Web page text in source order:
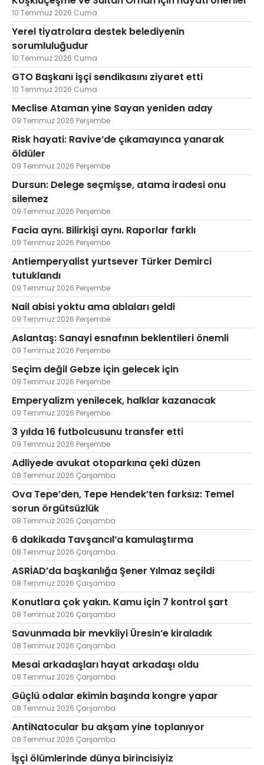
10 Temmuz 2026 Cuma
Yerel tiyatrolara destek belediyenin
sorumluluğudur
10 Temmuz 2026 Cuma
GTO Başkanı işçi sendikasını ziyaret etti
10 Temmuz 2026 Cuma
Meclise Ataman yine Sayan yeniden aday
09 Temmuz 2026 Perşembe
Risk hayati: Ravive’de çıkamayınca yanarak
öldüler
09 Temmuz 2026 Perşembe
Dursun: Delege seçmişse, atama iradesi onu
silemez
09 Temmuz 2026 Perşembe
Facia aynı. Bilirkişi aynı. Raporlar farklı
09 Temmuz 2026 Perşembe
Antiemperyalist yurtsever Türker Demirci
tutuklandı
09 Temmuz 2026 Perşembe
Nail abisi yoktu ama ablaları geldi
09 Temmuz 2026 Perşembe
Aslantaş: Sanayi esnafının beklentileri önemli
09 Temmuz 2026 Perşembe
Seçim değil Gebze için gelecek için
09 Temmuz 2026 Perşembe
Emperyalizm yenilecek, halklar kazanacak
09 Temmuz 2026 Perşembe
3 yılda 16 futbolcusunu transfer etti
09 Temmuz 2026 Perşembe
Adliyede avukat otoparkına çeki düzen
08 Temmuz 2026 Çarşamba
Ova Tepe’den, Tepe Hendek’ten farksız: Temel
sorun örgütsüzlük
08 Temmuz 2026 Çarşamba
6 dakikada Tavşancıl’a kamulaştırma
08 Temmuz 2026 Çarşamba
ASRİAD’da başkanlığa Şener Yılmaz seçildi
08 Temmuz 2026 Çarşamba
Konutlara çok yakın. Kamu için 7 kontrol şart
08 Temmuz 2026 Çarşamba
Savunmada bir mevkiiyi Üresin’e kiraladık
08 Temmuz 2026 Çarşamba
Mesai arkadaşları hayat arkadaşı oldu
08 Temmuz 2026 Çarşamba
Güçlü odalar ekimin başında kongre yapar
08 Temmuz 2026 Çarşamba
AntiNatocular bu akşam yine toplanıyor
08 Temmuz 2026 Çarşamba
İşçi ölümlerinde dünya birincisiyiz